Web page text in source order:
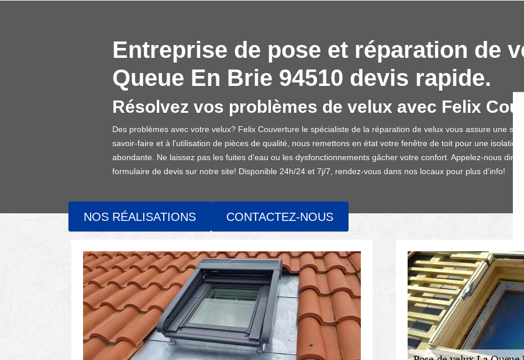
NOS RÉALISATIONS CONTACTEZ-NOUS
Entreprise de pose et réparation de
Queue En Brie 94510 devis rapide.
Résolvez vos problèmes de velux avec Felix
Des problèmes avec votre velux? Felix Couverture le spécialiste de la réparation de velux vous assure une
savoir-faire et à l'utilisation de pièces de qualité, nous remettons en état votre fenêtre de toit pour une isolation
abondante. Ne laissez pas les fuites d'eau ou les dysfonctionnements gâcher votre confort. Appelez-nous
formulaire de devis sur notre site! Disponible 24h/24 et 7j/7, rendez-vous dans nos locaux pour plus d'info!